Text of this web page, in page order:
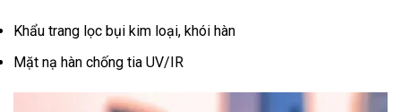
Khẩu trang lọc bụi kim loại, khói hàn
Mặt nạ hàn chống tia UV/IR